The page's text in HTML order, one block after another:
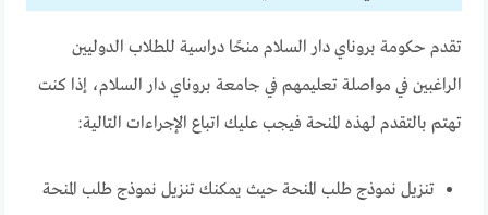
تقدم حكومة بروناي دار السلام منحًا دراسية للطلاب الدوليين
الراغبين في مواصلة تعليمهم في جامعة بروناي دار السلام، إذا كنت
تهتم بالتقدم لهذه المنحة فيجب عليك اتباع الإجراءات التالية:
تنزيل نموذج طلب المنحة حيث يمكنك تنزيل نموذج طلب المنحة